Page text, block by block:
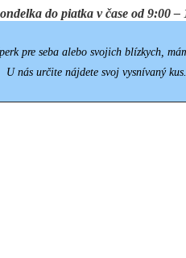
do piatka v čase od 9:00 –
pre seba alebo svojich blízkych,
U nás určite nájdete svoj vysnívaný kus.